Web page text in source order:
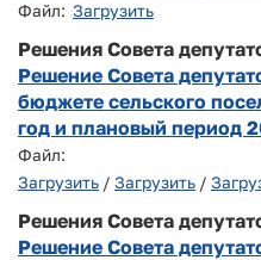
Файл: Загрузить
Решения Совета
Решение Совета
бюджете сельского
год и плановый период
Файл:
Загрузить / Загрузить /
Решения Совета
Решение Совета